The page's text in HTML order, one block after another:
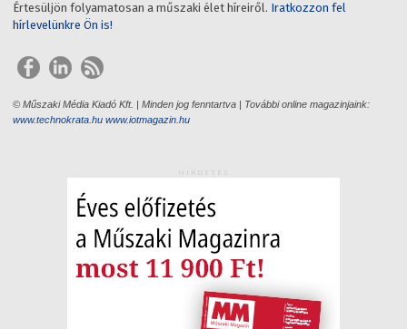
Értesüljön folyamatosan a műszaki élet híreiről. Iratkozzon fel
hírlevelünkre Ön is!
© Műszaki Média Kiadó Kft. | Minden jog fenntartva | További online magazinjaink:
www.technokrata.hu www.iotmagazin.hu
HIRDETÉS